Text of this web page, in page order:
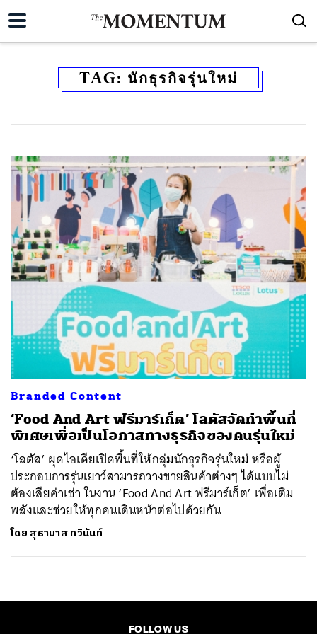
TAG: นักธุรกิจรุ่นใหม่
Branded Content
‘Food And Art ฟรีมาร์เก็ต’ โลตัสจัดทำพื้นที่
พิเศษเพื่อเป็นโอกาสทางธุรกิจของคนรุ่นใหม่
‘โลตัส’ ผุดไอเดียเปิดพื้นที่ให้กลุ่มนักธุรกิจรุ่นใหม่ หรือผู้
ประกอบการรุ่นเยาว์สามารถวางขายสินค้าต่างๆ ได้แบบไม่
ต้องเสียค่าเช่า ในงาน ‘Food And Art ฟรีมาร์เก็ต’ เพื่อเติม
พลังและช่วยให้ทุกคนเดินหน้าต่อไปด้วยกัน
โดย สุธามาส ทวินันท์
FOLLOW US
ค้นหา
SHARE TWEET LINE EMAIL